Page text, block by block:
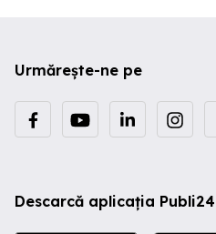
Urmărește-ne pe
Descarcă aplicația Publi24